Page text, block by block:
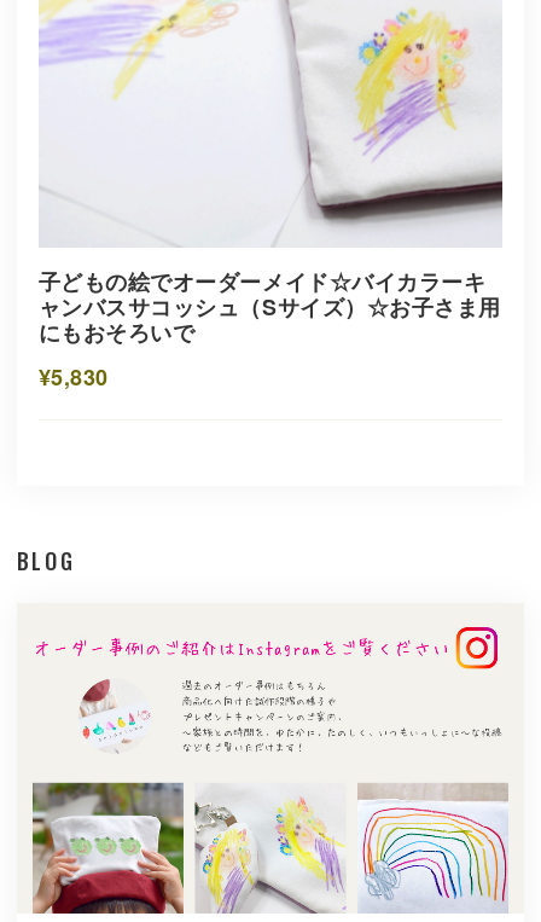
子どもの絵でオーダーメイド☆バイカラーキ
ャンバスサコッシュ（Sサイズ）☆お子さま用
にもおそろいで
¥5,830
BLOG